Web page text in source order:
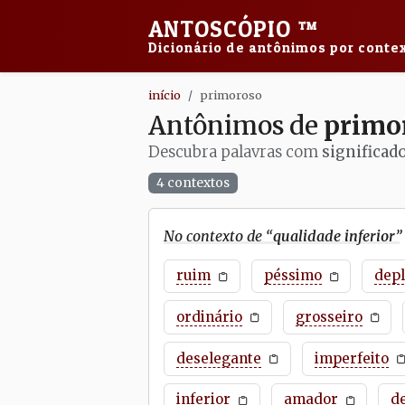
ANTOSCÓPIO ™
Dicionário de antônimos por
início primoroso
Antônimos de
Descubra palavras com
4 contextos
No contexto de “qualidade inferior”
ruim péssimo
ordinário grosseiro
deselegante imperfeito
inferior amador